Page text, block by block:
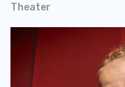
Theater